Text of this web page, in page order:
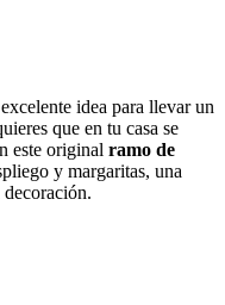
idea para llevar un
que en tu casa se
este original ramo de
y margaritas, una